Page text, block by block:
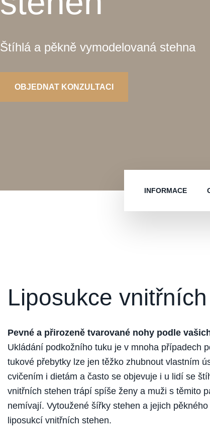
Štíhlá a pěkně vymodelovaná stehna
OBJEDNAT KONZULTACI
INFORMACE
Liposukce
Pevné a přirozeně tvarované nohy podle
Ukládání podkožního tuku je v mnoha případech
tukové přebytky lze jen těžko zhubnout vlastním
cvičením i dietám a často se objevuje i u lidí se
vnitřních stehen trápí spíše ženy a muži s těmito
nemívají. Vytoužené šířky stehen a jejich
liposukcí vnitřních stehen.